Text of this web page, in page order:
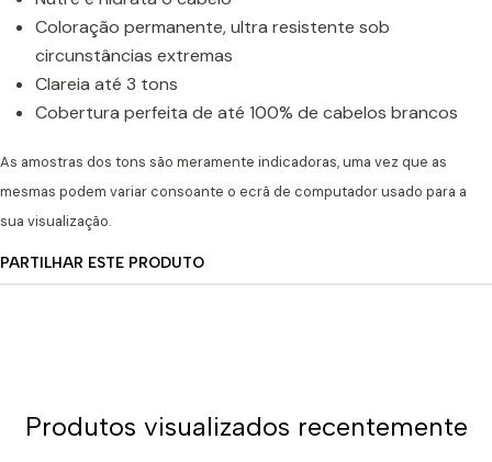
Coloração permanente, ultra resistente sob
circunstâncias extremas
Clareia até 3 tons
Cobertura perfeita de até 100% de cabelos brancos
As amostras dos tons são meramente indicadoras, uma vez que as
mesmas podem variar consoante o ecrã de computador usado para a
sua visualização.
PARTILHAR ESTE PRODUTO
Produtos visualizados recentemente